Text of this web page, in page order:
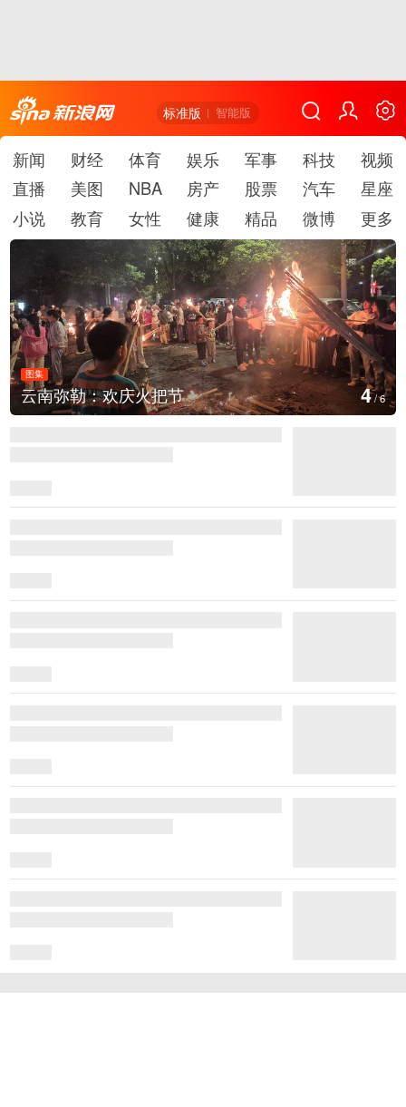
标准版 智能版
新闻 财经 体育 娱乐 军事 科技
视频
直播
美图 NBA 房产 股票 汽车
星座
小说
教育 女性 健康 精品 微博 更多
图集
江西铅山：千灯点亮葛仙村 5/6